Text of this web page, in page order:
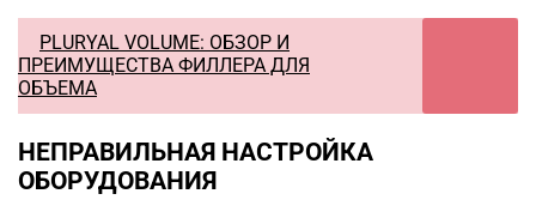
PLURYAL VOLUME: ОБЗОР И
ПРЕИМУЩЕСТВА ФИЛЛЕРА ДЛЯ
ОБЪЕМА
НЕПРАВИЛЬНАЯ НАСТРОЙКА
ОБОРУДОВАНИЯ